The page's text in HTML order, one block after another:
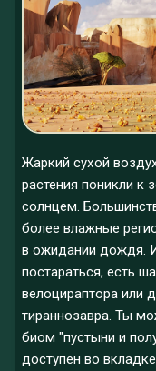
Жаркий сухой
растения поникли
солнцем.
более влажные
в ожидании дождя.
постараться, есть
велоцираптора или
тираннозавра. Ты
биом "пустыни и
доступен во